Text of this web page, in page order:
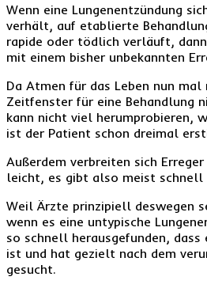
Wenn eine Lungenentzündung
verhält, auf etablierte
rapide oder tödlich verläuft,
mit einem bisher unbekannten
Da Atmen für das Leben nun
Zeitfenster für eine Behandlung
kann nicht viel herumprobieren,
ist der Patient schon dreimal
Außerdem verbreiten sich
leicht, es gibt also meist schnell
Weil Ärzte prinzipiell deswegen
wenn es eine untypische
so schnell herausgefunden, dass
ist und hat gezielt nach dem
gesucht.